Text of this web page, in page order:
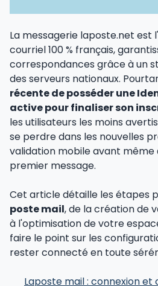
La messagerie laposte.net est
courriel 100 % français,
correspondances grâce à un
des serveurs nationaux.
récente de posséder une
active pour finaliser son
les utilisateurs les moins
se perdre dans les nouvelles
validation mobile avant même
premier message.
Cet article détaille les étapes
poste mail, de la création de
à l'optimisation de votre
faire le point sur les
rester connecté en toute
Laposte mail : connexion